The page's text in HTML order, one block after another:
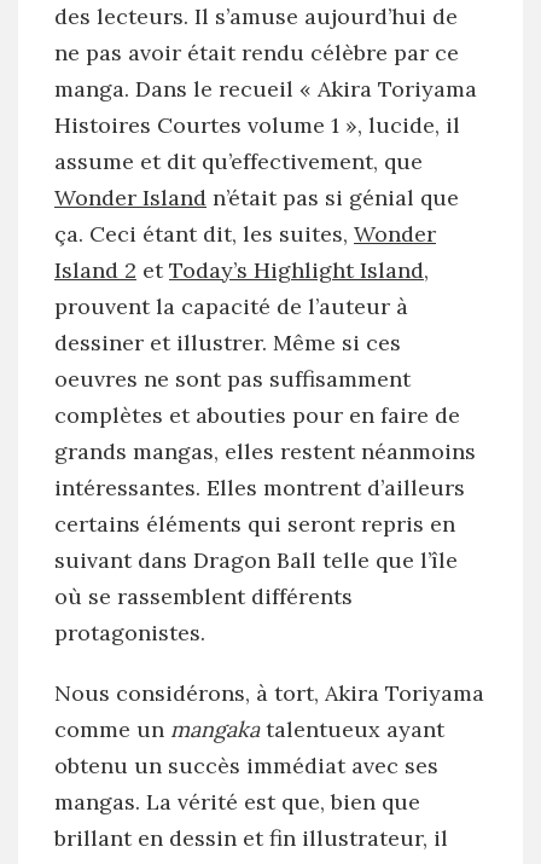
des lecteurs. Il s’amuse aujourd’hui de
ne pas avoir était rendu célèbre par ce
manga. Dans le recueil « Akira Toriyama
Histoires Courtes volume 1 », lucide, il
assume et dit qu’effectivement, que
Wonder Island n’était pas si génial que
ça. Ceci étant dit, les suites, Wonder
Island 2 etToday’s Highlight Island,
prouvent la capacité de l’auteur à
dessiner et illustrer. Même si ces
oeuvres ne sont pas suffisamment
complètes et abouties pour en faire de
grands mangas, elles restent néanmoins
intéressantes. Elles montrent d’ailleurs
certains éléments qui seront repris en
suivant dans Dragon Ball telle que l’île
où se rassemblent différents
protagonistes.
Nous considérons, à tort, Akira Toriyama
comme un mangakatalentueux ayant
obtenu un succès immédiat avec ses
mangas. La vérité est que, bien que
brillant en dessin et fin illustrateur, il